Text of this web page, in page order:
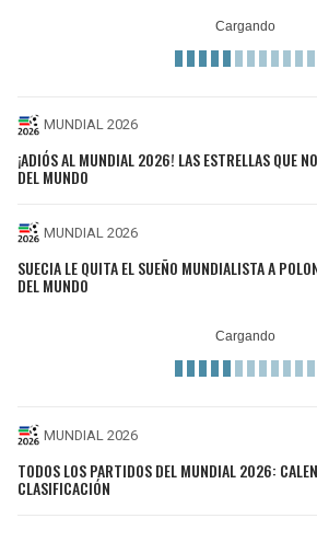
MUNDIAL 2026
¡ADIÓS AL MUNDIAL 2026! LAS ESTRELLAS QUE
DEL MUNDO
MUNDIAL 2026
SUECIA LE QUITA EL SUEÑO MUNDIALISTA A
DEL MUNDO
MUNDIAL 2026
TODOS LOS PARTIDOS DEL MUNDIAL 2026:
CLASIFICACIÓN